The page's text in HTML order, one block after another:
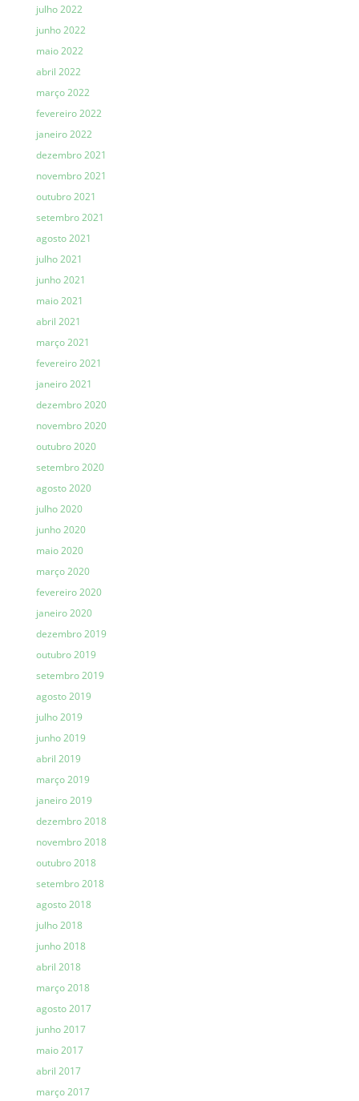
julho 2022
junho 2022
maio 2022
abril 2022
março 2022
fevereiro 2022
janeiro 2022
dezembro 2021
novembro 2021
outubro 2021
setembro 2021
agosto 2021
julho 2021
junho 2021
maio 2021
abril 2021
março 2021
fevereiro 2021
janeiro 2021
dezembro 2020
novembro 2020
outubro 2020
setembro 2020
agosto 2020
julho 2020
junho 2020
maio 2020
março 2020
fevereiro 2020
janeiro 2020
dezembro 2019
outubro 2019
setembro 2019
agosto 2019
julho 2019
junho 2019
abril 2019
março 2019
janeiro 2019
dezembro 2018
novembro 2018
outubro 2018
setembro 2018
agosto 2018
julho 2018
junho 2018
abril 2018
março 2018
agosto 2017
junho 2017
maio 2017
abril 2017
março 2017